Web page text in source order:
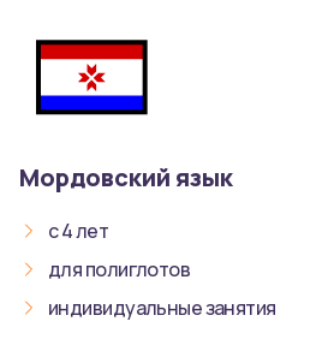
Мордовский язык
с 4 лет
для полиглотов
индивидуальные занятия